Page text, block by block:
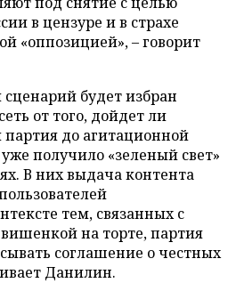
в цензуре и в страхе
«оппозицией», – говорит
сценарий будет избран
от того, дойдет ли
партия до агитационной
получило «зеленый свет»
В них выдача контента
тем, связанных с
на торте, партия
соглашение о честных
Данилин.